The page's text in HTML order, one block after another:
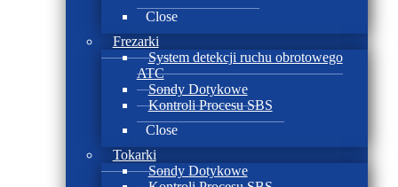
Close
Frezarki
System detekcji ruchu obrotowego
ATC
Sondy Dotykowe
Kontroli Procesu SBS
Close
Tokarki
Sondy Dotykowe